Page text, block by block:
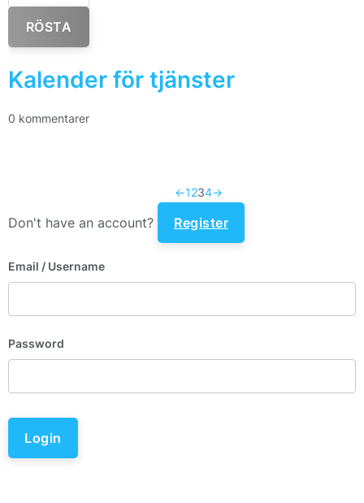
RÖSTA
Kalender för tjänster
0 kommentarer
←1234→
Don't have an account? Register
Email / Username
Password
Login